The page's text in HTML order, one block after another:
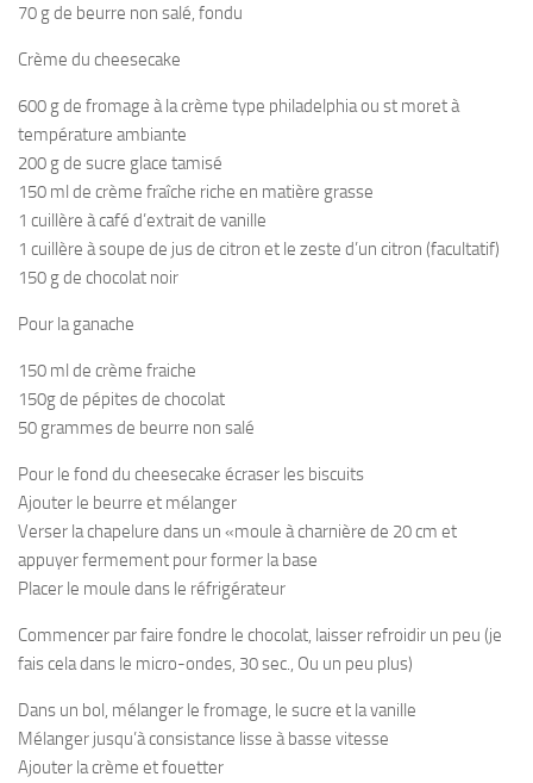
70 g de beurre non salé, fondu
Crème du cheesecake
600 g de fromage à la crème type philadelphia ou st moret à
température ambiante
200 g de sucre glace tamisé
150 ml de crème fraîche riche en matière grasse
1 cuillère à café d’extrait de vanille
1 cuillère à soupe de jus de citron et le zeste d’un citron (facultatif)
150 g de chocolat noir
Pour la ganache
150 ml de crème fraiche
150g de pépites de chocolat
50 grammes de beurre non salé
Pour le fond du cheesecake écraser les biscuits
Ajouter le beurre et mélanger
Verser la chapelure dans un «moule à charnière de 20 cm et
appuyer fermement pour former la base
Placer le moule dans le réfrigérateur
Commencer par faire fondre le chocolat, laisser refroidir un peu (je
fais cela dans le micro-ondes, 30 sec., Ou un peu plus)
Dans un bol, mélanger le fromage, le sucre et la vanille
Mélanger jusqu’à consistance lisse à basse vitesse
Ajouter la crème et fouetter